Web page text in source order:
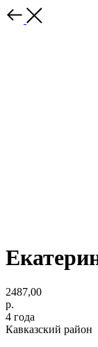
2487,00
р.
4 года
Кавказский район